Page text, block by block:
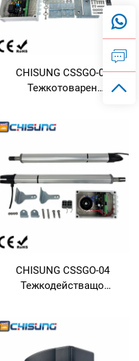
слънчеви панели,
алуминиев двигател за
порти с вграден
електронен крайно
положение
превключвател за порти
CHISUNG CSSGO-06
Тежкотоварен
4 м, еднокрила, тяга 3000
за прекалено големи и
тежки порти
CHISUNG CSSGO-04
Тежкодействащо
250 кг, еднокрила порта,
автоматичен двигател за